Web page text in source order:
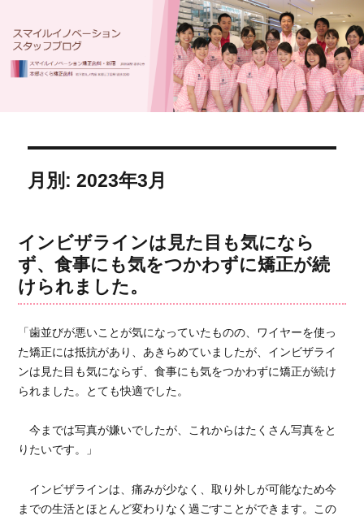
月別: 2023年3月
インビザラインは見た目も気になら
ず、食事にも気をつかわずに矯正が続
けられました。
「歯並びが悪いことが気になっていたものの、ワイヤーを使っ
た矯正には抵抗があり、あきらめていましたが、インビザライ
ンは見た目も気にならず、食事にも気をつかわずに矯正が続け
られました。とても快適でした。
今までは写真が嫌いでしたが、これからはたくさん写真をと
りたいです。」
インビザラインは、痛みが少なく、取り外しが可能なため今
までの生活とほとんど変わりなく過ごすことができます。この